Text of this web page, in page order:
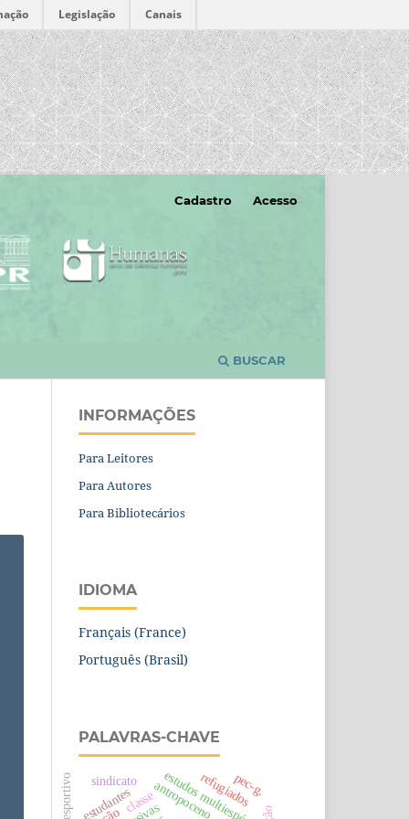
Legislação Canais
BUSCAR
Cadastro Acesso
INFORMAÇÕES
Para Leitores
Para Autores
Para Bibliotecários
IDIOMA
Français (France)
Português (Brasil)
PALAVRAS-CHAVE
antropoceno
estudos multiespécie.
classe
estudantes
sindicato refugiados
pec-g.